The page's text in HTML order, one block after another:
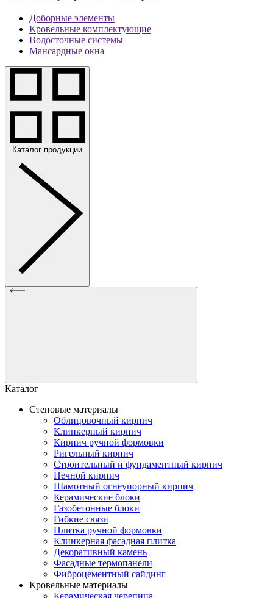
Доборные элементы
Кровельные комплектующие
Водосточные системы
Мансардные окна
Каталог продукции
Каталог
Стеновые материалы
Облицовочный кирпич
Клинкерный кирпич
Кирпич ручной формовки
Ригельный кирпич
Строительный и фундаментный кирпич
Печной кирпич
Шамотный огнеупорный кирпич
Керамические блоки
Газобетонные блоки
Гибкие связи
Плитка ручной формовки
Клинкерная фасадная плитка
Декоративный камень
Фасадные термопанели
Фиброцементный сайдинг
Кровельные материалы
Керамическая черепица